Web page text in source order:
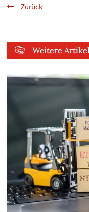
Zurück
Weitere Artikel